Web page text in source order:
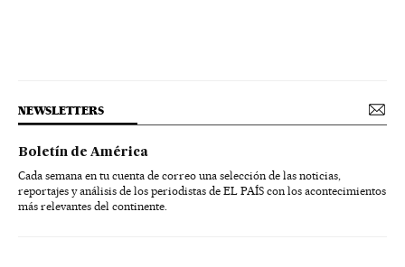
NEWSLETTERS
Boletín de América
Cada semana en tu cuenta de correo una selección de las noticias,
reportajes y análisis de los periodistas de EL PAÍS con los acontecimientos
más relevantes del continente.